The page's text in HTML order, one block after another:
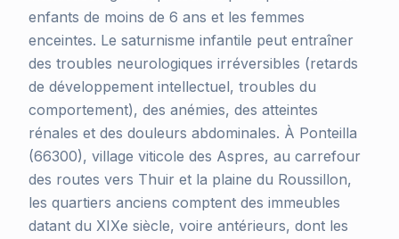
enfants de moins de 6 ans et les femmes
enceintes. Le saturnisme infantile peut entraîner
des troubles neurologiques irréversibles (retards
de développement intellectuel, troubles du
comportement), des anémies, des atteintes
rénales et des douleurs abdominales. À Ponteilla
(66300), village viticole des Aspres, au carrefour
des routes vers Thuir et la plaine du Roussillon,
les quartiers anciens comptent des immeubles
datant du XIXe siècle, voire antérieurs, dont les